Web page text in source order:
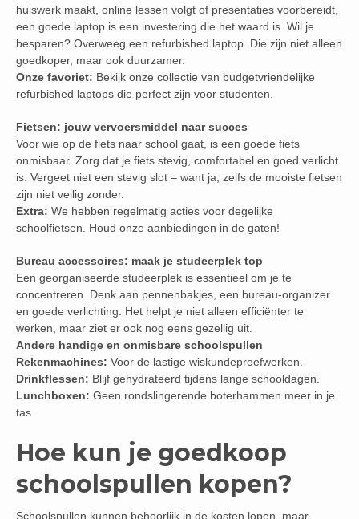
huiswerk maakt, online lessen volgt of presentaties voorbereidt,
een goede laptop is een investering die het waard is. Wil je
besparen? Overweeg een refurbished laptop. Die zijn niet alleen
goedkoper, maar ook duurzamer.
Onze favoriet: Bekijk onze collectie van budgetvriendelijke
refurbished laptops die perfect zijn voor studenten.
Fietsen: jouw vervoersmiddel naar succes
Voor wie op de fiets naar school gaat, is een goede fiets
onmisbaar. Zorg dat je fiets stevig, comfortabel en goed verlicht
is. Vergeet niet een stevig slot – want ja, zelfs de mooiste fietsen
zijn niet veilig zonder.
Extra: We hebben regelmatig acties voor degelijke
schoolfietsen. Houd onze aanbiedingen in de gaten!
Bureau accessoires: maak je studeerplek top
Een georganiseerde studeerplek is essentieel om je te
concentreren. Denk aan pennenbakjes, een bureau-organizer
en goede verlichting. Het helpt je niet alleen efficiënter te
werken, maar ziet er ook nog eens gezellig uit.
Andere handige en onmisbare schoolspullen
Rekenmachines: Voor de lastige wiskundeproefwerken.
Drinkflessen: Blijf gehydrateerd tijdens lange schooldagen.
Lunchboxen: Geen rondslingerende boterhammen meer in je
tas.
Hoe kun je goedkoop
schoolspullen kopen?
Schoolspullen kunnen behoorlijk in de kosten lopen, maar